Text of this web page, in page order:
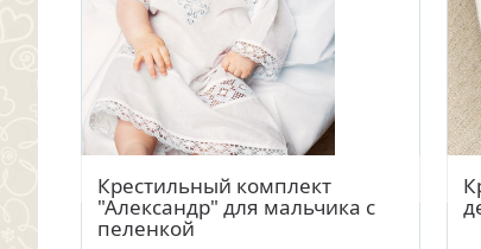
Быстрый просмотр
Крестильный комплект
"Александр" для мальчика с
пеленкой
Быстрый просмотр
Мешочек для крестильных
принадлежностей "Классика"